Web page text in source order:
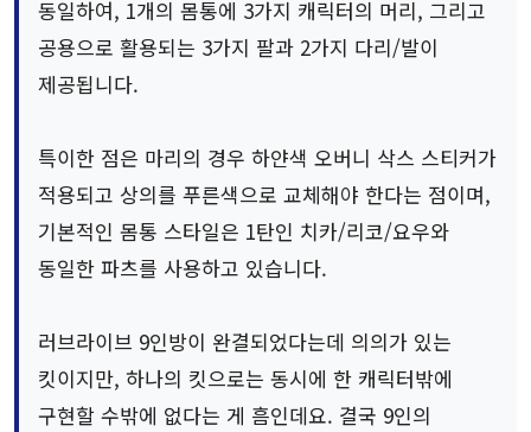
동일하여, 1개의 몸통에 3가지 캐릭터의 머리, 그리고
공용으로 활용되는 3가지 팔과 2가지 다리/발이
제공됩니다.
특이한 점은 마리의 경우 하얀색 오버니 삭스 스티커가
적용되고 상의를 푸른색으로 교체해야 한다는 점이며,
기본적인 몸통 스타일은 1탄인 치카/리코/요우와
동일한 파츠를 사용하고 있습니다.
러브라이브 9인방이 완결되었다는데 의의가 있는
킷이지만, 하나의 킷으로는 동시에 한 캐릭터밖에
구현할 수밖에 없다는 게 흠인데요. 결국 9인의